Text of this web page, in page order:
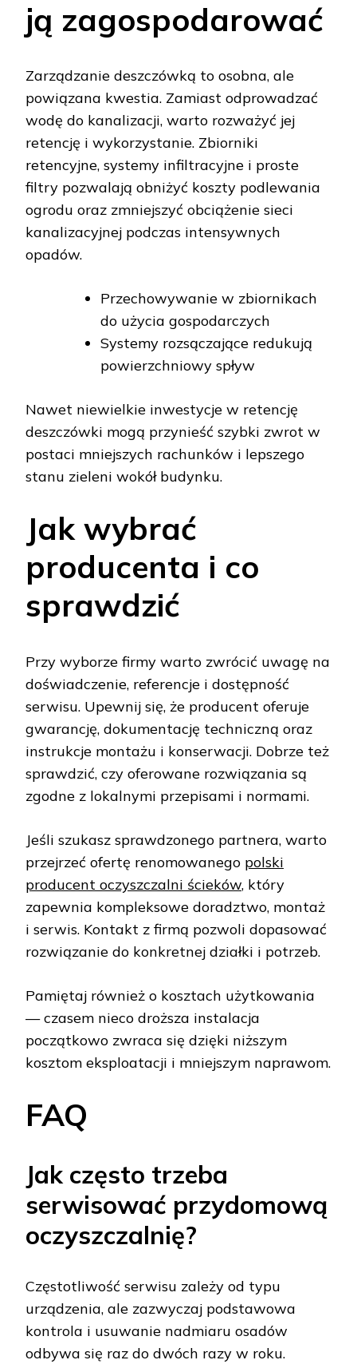
ją zagospodarować
Zarządzanie deszczówką to osobna, ale
powiązana kwestia. Zamiast odprowadzać
wodę do kanalizacji, warto rozważyć jej
retencję i wykorzystanie. Zbiorniki
retencyjne, systemy infiltracyjne i proste
filtry pozwalają obniżyć koszty podlewania
ogrodu oraz zmniejszyć obciążenie sieci
kanalizacyjnej podczas intensywnych
opadów.
Przechowywanie w zbiornikach
do użycia gospodarczych
Systemy rozsączające redukują
powierzchniowy spływ
Nawet niewielkie inwestycje w retencję
deszczówki mogą przynieść szybki zwrot w
postaci mniejszych rachunków i lepszego
stanu zieleni wokół budynku.
Jak wybrać
producenta i co
sprawdzić
Przy wyborze firmy warto zwrócić uwagę na
doświadczenie, referencje i dostępność
serwisu. Upewnij się, że producent oferuje
gwarancję, dokumentację techniczną oraz
instrukcje montażu i konserwacji. Dobrze też
sprawdzić, czy oferowane rozwiązania są
zgodne z lokalnymi przepisami i normami.
Jeśli szukasz sprawdzonego partnera, warto
przejrzeć ofertę renomowanego polski
producent oczyszczalni ścieków, który
zapewnia kompleksowe doradztwo, montaż
i serwis. Kontakt z firmą pozwoli dopasować
rozwiązanie do konkretnej działki i potrzeb.
Pamiętaj również o kosztach użytkowania
— czasem nieco droższa instalacja
początkowo zwraca się dzięki niższym
kosztom eksploatacji i mniejszym naprawom.
FAQ
Jak często trzeba
serwisować przydomową
oczyszczalnię?
Częstotliwość serwisu zależy od typu
urządzenia, ale zazwyczaj podstawowa
kontrola i usuwanie nadmiaru osadów
odbywa się raz do dwóch razy w roku.